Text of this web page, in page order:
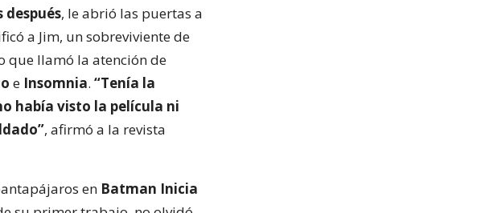
después, le abrió las puertas a
a Jim, un sobreviviente de
que llamó la atención de
e Insomnia. “Tenía la
había visto la película ni
, afirmó a la revista
en Batman Inicia